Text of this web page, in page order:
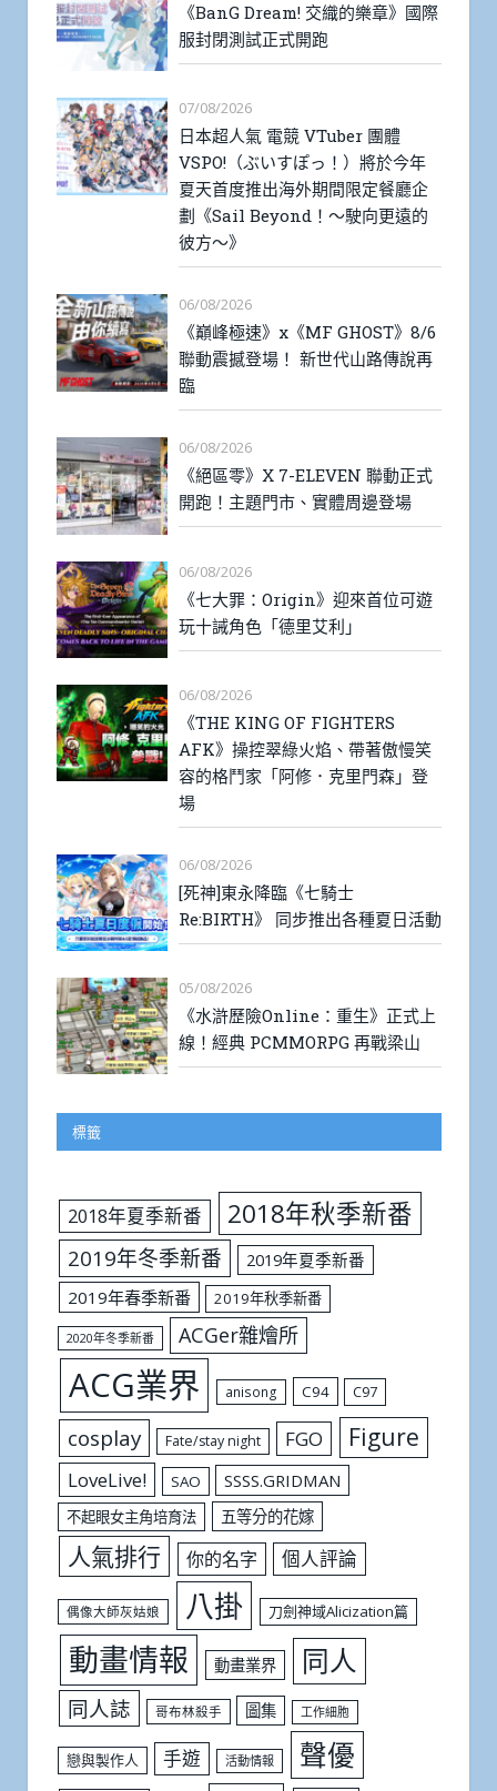
《BanG Dream! 交織的樂章》國際
服封閉測試正式開跑
07/08/2026
日本超人氣 電競 VTuber 團體
VSPO!（ぶいすぽっ！）將於今年
夏天首度推出海外期間限定餐廳企
劃《Sail Beyond！～駛向更遠的
彼方～》
06/08/2026
《巔峰極速》x《MF GHOST》8/6
聯動震撼登場！ 新世代山路傳說再
臨
06/08/2026
《絕區零》X 7-ELEVEN 聯動正式
開跑！主題門市、實體周邊登場
06/08/2026
《七大罪：Origin》迎來首位可遊
玩十誡角色「德里艾利」
06/08/2026
《THE KING OF FIGHTERS
AFK》操控翠綠火焰、帶著傲慢笑
容的格鬥家「阿修．克里門森」登
場
06/08/2026
[死神]東永降臨《七騎士
Re:BIRTH》 同步推出各種夏日活動
05/08/2026
《水滸歷險Online：重生》正式上
線！經典 PCMMORPG 再戰梁山
標籤
2018年夏季新番 2018年秋季新番
2019年冬季新番
2019年夏季新番
2019年春季新番
2019年秋季新番
2020年冬季新番 ACGer雜燴所
ACG業界 anisong C94 C97
cosplay Fate/stay night FGO Figure
LoveLive! SAO SSSS.GRIDMAN
不起眼女主角培育法 五等分的花嫁
人氣排行 你的名字 個人評論
偶像大師灰姑娘 八掛 刀劍神域Alicization篇
動畫情報 動畫業界 同人
同人誌 哥布林殺手 圖集 工作細胞
戀與製作人 手遊 活動情報 聲優